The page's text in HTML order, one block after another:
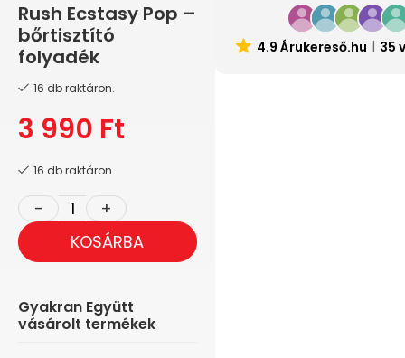
Rush Ecstasy Pop –
bőrtisztító
folyadék
16 db raktáron.
3 990 Ft
16 db raktáron.
KOSÁRBA
Gyakran Együtt
vásárolt termékek
4.9 Árukereső.hu 35